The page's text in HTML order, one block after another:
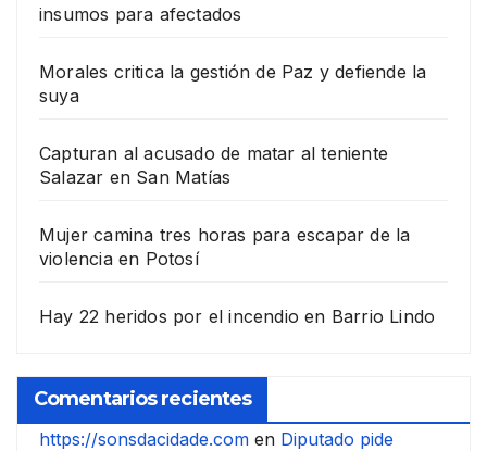
insumos para afectados
Morales critica la gestión de Paz y defiende la
suya
Capturan al acusado de matar al teniente
Salazar en San Matías
Mujer camina tres horas para escapar de la
violencia en Potosí
Hay 22 heridos por el incendio en Barrio Lindo
Comentarios recientes
https://sonsdacidade.com en Diputado pide